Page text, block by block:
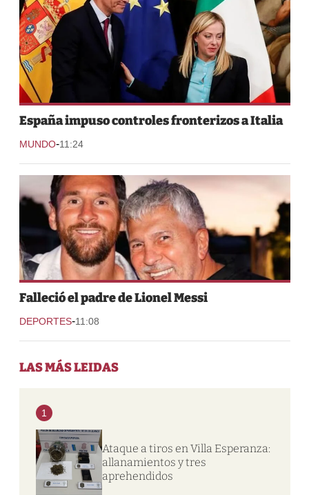
España impuso controles fronterizos a Italia
MUNDO-11:24
Falleció el padre de Lionel Messi
DEPORTES-11:08
LAS MÁS LEIDAS
1
Ataque a tiros en Villa Esperanza:
allanamientos y tres
aprehendidos